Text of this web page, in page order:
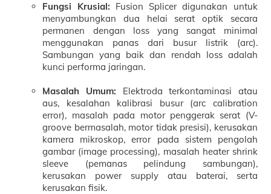
Fungsi Krusial: Fusion Splicer digunakan untuk
menyambungkan dua helai serat optik secara
permanen dengan loss yang sangat minimal
menggunakan panas dari busur listrik (arc).
Sambungan yang baik dan rendah loss adalah
kunci performa jaringan.
Masalah Umum: Elektroda terkontaminasi atau
aus, kesalahan kalibrasi busur (arc calibration
error), masalah pada motor penggerak serat (V-
groove bermasalah, motor tidak presisi), kerusakan
kamera mikroskop, error pada sistem pengolah
gambar (image processing), masalah heater shrink
sleeve (pemanas pelindung sambungan),
kerusakan power supply atau baterai, serta
kerusakan fisik.